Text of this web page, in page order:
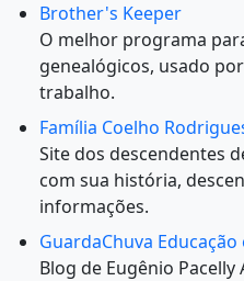
Brother's Keeper
O melhor programa
genealógicos, usado
trabalho.
Família Coelho
Site dos descendentes
com sua história,
informações.
GuardaChuva
Blog de Eugênio Pacelly